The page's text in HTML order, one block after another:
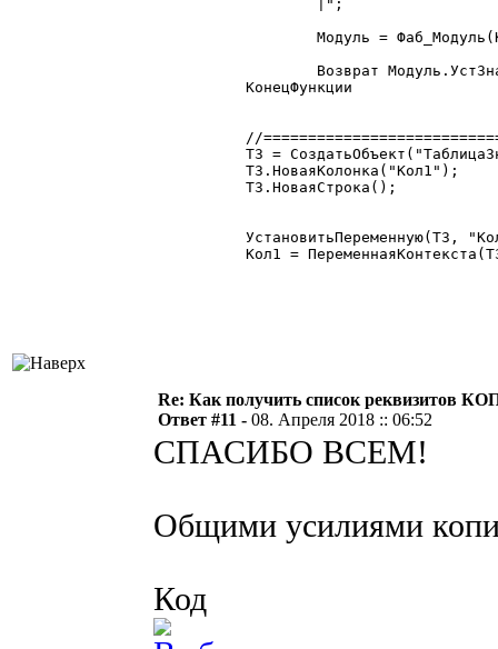
КонецФункции
//
ТЗ =
ТЗ.НоваяКолонка("Кол1");
ТЗ.НоваяСтрока();
УстановитьПеременную(ТЗ,
Кол1 =
Re: Как получить список реквизитов
Ответ #11 - 08. Апреля 2018 :: 06:52
СПАСИБО ВСЕМ!
Общими усилиями
Код